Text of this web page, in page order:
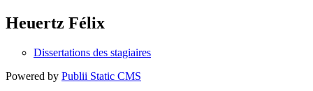
Heuertz Félix
Dissertations des stagiaires
Powered by Publii Static CMS